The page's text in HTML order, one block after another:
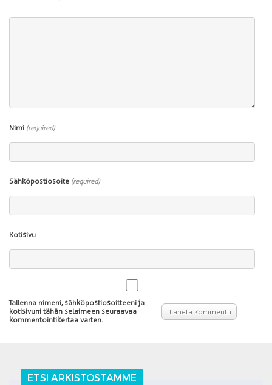
Nimi (required)
Sähköpostiosoite (required)
Kotisivu
Tallenna nimeni, sähköpostiosoitteeni ja
kotisivuni tähän selaimeen seuraavaa
kommentointikertaa varten.
ETSI ARKISTOSTAMME